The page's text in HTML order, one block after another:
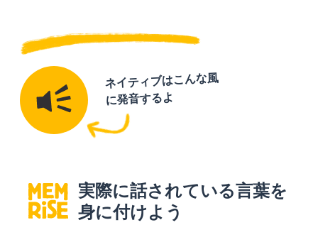
ネイティブはこんな風
に発音するよ
実際に話されている言葉を
身に付けよう